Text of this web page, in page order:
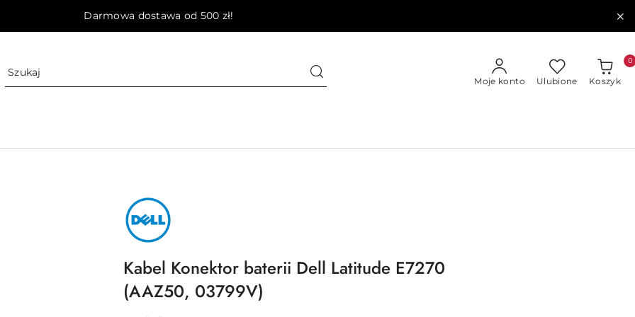
Darmowa dostawa od 500 zł!
Moje konto Ulubione Koszyk
0
NAZWA
PRODUCENTA:
DELL
Kabel Konektor baterii Dell Latitude E7270
(AAZ50, 03799V)